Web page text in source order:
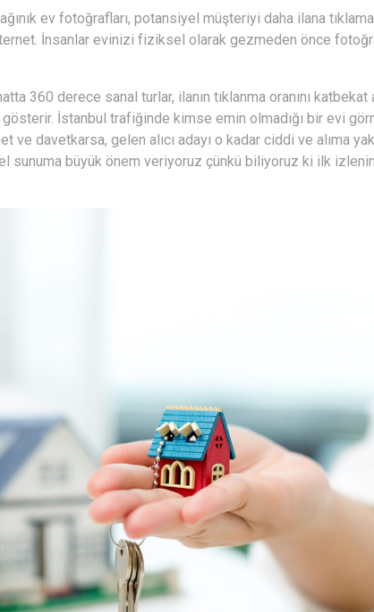
ev fotoğrafları, potansiyel müşteriyi daha ilana
İnsanlar evinizi fiziksel olarak gezmeden önce
360 derece sanal turlar, ilanın tıklanma oranını katbekat
İstanbul trafiğinde kimse emin olmadığı bir evi
davetkarsa, gelen alıcı adayı o kadar ciddi ve alıma
sunuma büyük önem veriyoruz çünkü biliyoruz ki ilk